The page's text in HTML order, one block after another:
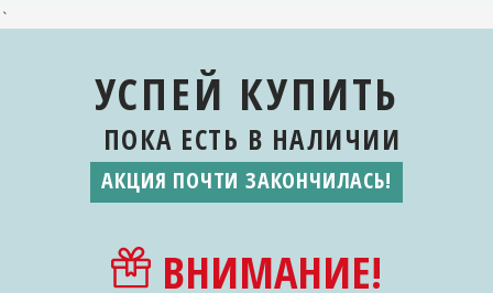
`
УСПЕЙ КУПИТЬ
ПОКА ЕСТЬ В НАЛИЧИИ
АКЦИЯ ПОЧТИ ЗАКОНЧИЛАСЬ!
ВНИМАНИЕ!